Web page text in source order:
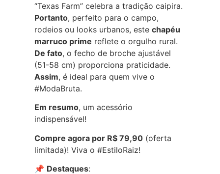
“Texas Farm” celebra a tradição caipira.
Portanto, perfeito para o campo,
rodeios ou looks urbanos, este chapéu
marruco prime reflete o orgulho rural.
De fato, o fecho de broche ajustável
(51-58 cm) proporciona praticidade.
Assim, é ideal para quem vive o
#ModaBruta.
Em resumo, um acessório
indispensável!
Compre agora por R$ 79,90 (oferta
limitada)! Viva o #EstiloRaiz!
📌 Destaques: